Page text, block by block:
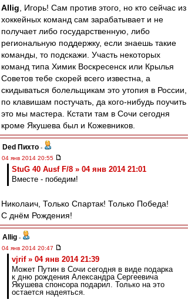
Allig , Игорь! Сам против этого, но кто сейчас из
хоккейных команд сам зарабатывает и не
получает либо государственную, либо
региональную поддержку, если знаешь такие
команды, то подскажи. Участь некоторых
команд типа Химик Воскресенск или Крылья
Советов тебе скорей всего известна, а
скидываться болельщикам это утопия в России,
по клавишам постучать, да кого-нибудь поучить
это мы мастера. Кстати там в Сочи сегодня
кроме Якушева был и Кожевников.
Ded Пихто -
04 янв 2014 20:55
StuG 40 Ausf F/8 » 04 янв 2014 21:01
Вместе - победим!
Николаич, Только Спартак! Только Победа!
С днём Рождения!
Allig -
04 янв 2014 20:47
vjrif » 04 янв 2014 21:39
Может Путин в Сочи сегодня в виде подарка
к дню рождения Александра Сергеевича
Якушева спонсора подарил. Только на это
остается надеяться.